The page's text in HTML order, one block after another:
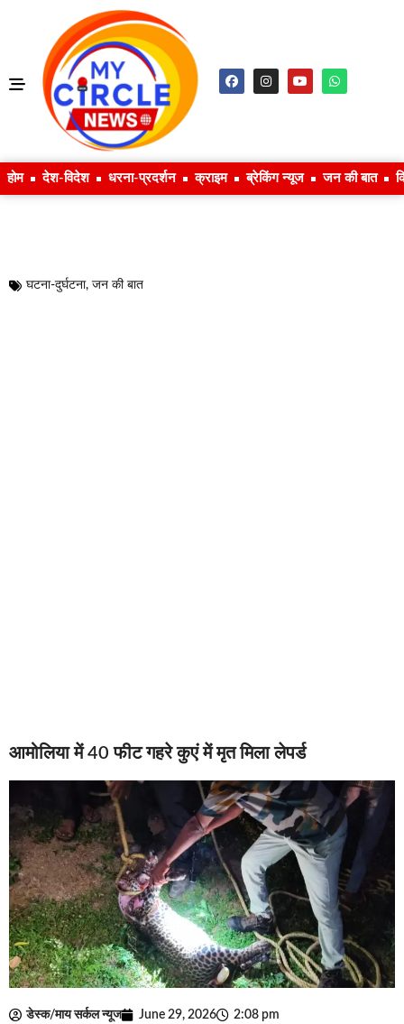
होम देश-विदेश धरना-प्रदर्शन क्राइम ब्रेकिंग न्यूज जन की बात
घटना-दुर्घटना, जन की बात
आमोलिया में 40 फीट गहरे कुएं में मृत मिला लेपर्ड
डेस्क/माय सर्कल न्यूज June 29, 2026 2:08 pm